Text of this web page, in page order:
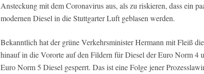
Ansteckung mit dem Coronavirus aus, als zu riskieren, dass ein
modernen Diesel in die Stuttgarter Luft geblasen werden.
Bekanntlich hat der grüne Verkehrsminister Hermann mit Fleiß
hinauf in die Vororte auf den Fildern für Diesel der Euro Norm 4
Euro Norm 5 Diesel gesperrt. Das ist eine Folge jener